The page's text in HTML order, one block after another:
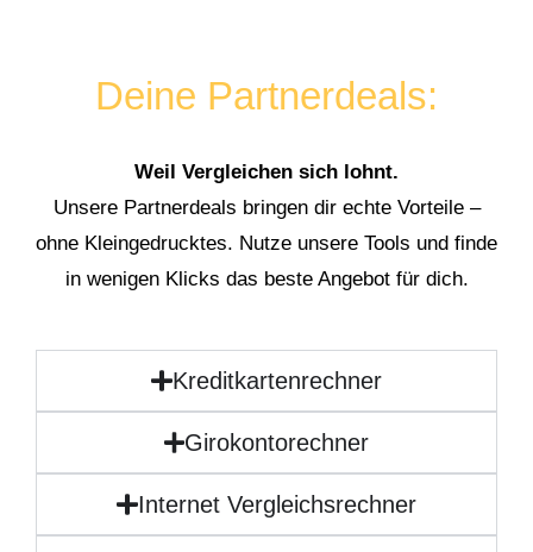
Deine Partnerdeals:
Weil Vergleichen sich lohnt.
Unsere Partnerdeals bringen dir echte Vorteile –
ohne Kleingedrucktes. Nutze unsere Tools und finde
in wenigen Klicks das beste Angebot für dich.
Kreditkartenrechner
Girokontorechner
Internet Vergleichsrechner